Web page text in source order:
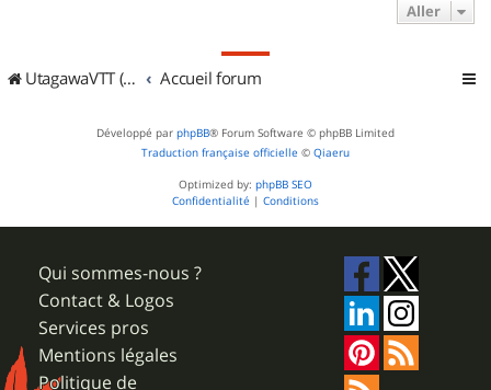
Aller
UtagawaVTT (Randos VTT et VTTAE avec traces GPS) Accueil forum
Développé par phpBB® Forum Software © phpBB Limited
Traduction française officielle © Qiaeru
Optimized by: phpBB SEO
Confidentialité | Conditions
Qui sommes-nous ?
Contact & Logos
Services pros
Mentions légales
Politique de